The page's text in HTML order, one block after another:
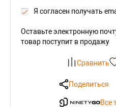
Я согласен получать
Оставьте электронную
товар поступит в продажу
Сравнить
Поделиться
Все